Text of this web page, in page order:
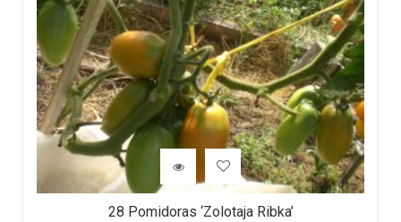
28 Pomidoras ‘Zolotaja Ribka’